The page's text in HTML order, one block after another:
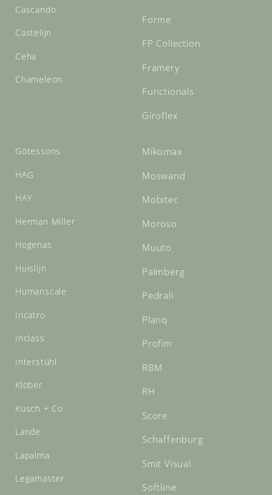
Cascando
Castelijn
Ceha
Chameleon
Forme
FP Collection
Framery
Functionals
Giroflex
Götessons
HAG
HAY
Herman Miller
Hogenas
Huislijn
Humanscale
Incatro
Inclass
Interstühl
Klöber
Kusch + Co
Lande
Lapalma
Legamaster
Mikomax
Moswand
Mobitec
Moroso
Muuto
Palmberg
Pedrali
Planq
Profim
RBM
RH
Score
Schaffenburg
Smit Visual
Softline